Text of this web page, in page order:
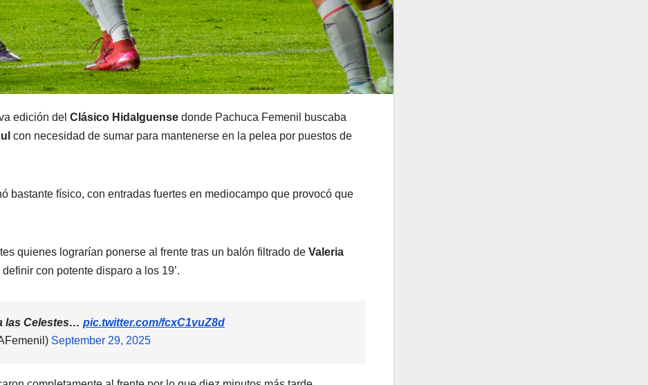
edición del Clásico Hidalguense donde Pachuca Femenil buscaba
con necesidad de sumar para mantenerse en la pelea por puestos de
bastante físico, con entradas fuertes en mediocampo que provocó que
quienes lograrían ponerse al frente tras un balón filtrado de Valeria
con potente disparo a los 19’.
las Celestes… pic.twitter.com/fcxC1vuZ8d
September 29, 2025